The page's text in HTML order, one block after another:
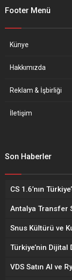
Footer Menü
Künye
Hakkımızda
Reklam & İşbirliği
İletişim
Son Haberler
CS 1.6’nın
Antalya Transfer
Snus Kültürü ve
Türkiye’nin Dijital
VDS Satın Al ve